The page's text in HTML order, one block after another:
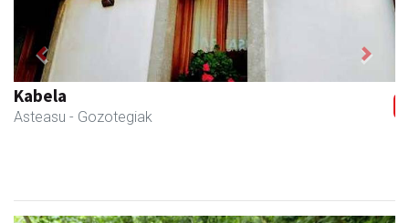
Kabela
Asteasu - Gozotegiak
Previous Next